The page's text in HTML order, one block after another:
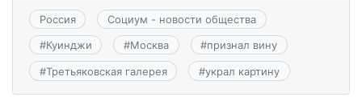
Россия Социум - новости общества
#Куинджи #Москва #признал вину
#Третьяковская галерея #украл картину